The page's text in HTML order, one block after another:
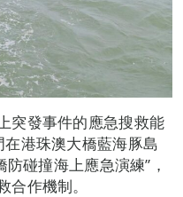
突發事件的應急搜救能
港珠澳大橋藍海豚島
碰撞海上應急演練”，
作機制。